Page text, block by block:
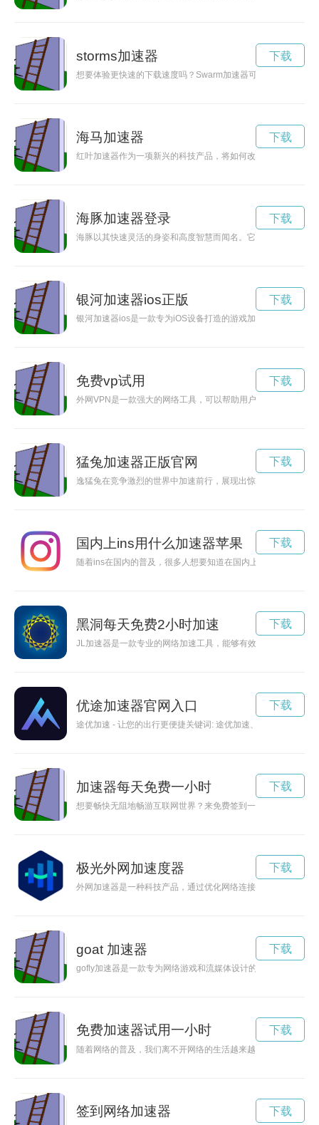
storms加速器
想要体验更快速的下载速度吗？Swarm加速器可以帮助您加速
下载
海马加速器
红叶加速器作为一项新兴的科技产品，将如何改变我们的生活
下载
海豚加速器登录
海豚以其快速灵活的身姿和高度智慧而闻名。它们的速度和敏
下载
银河加速器ios正版
银河加速器ios是一款专为iOS设备打造的游戏加速器，通过优
下载
免费vp试用
外网VPN是一款强大的网络工具，可以帮助用户保护隐私、加
下载
猛兔加速器正版官网
逸猛兔在竞争激烈的世界中加速前行，展现出惊人的速度和勇气
下载
国内上ins用什么加速器苹果
随着ins在国内的普及，很多人想要知道在国内上ins用什么加
下载
黑洞每天免费2小时加速
JL加速器是一款专业的网络加速工具，能够有效提升网络速度
下载
优途加速器官网入口
途优加速 - 让您的出行更便捷关键词: 途优加速、出行、便捷、
下载
加速器每天免费一小时
想要畅快无阻地畅游互联网世界？来免费签到一小时的加速器
下载
极光外网加速度器
外网加速器是一种科技产品，通过优化网络连接，加快数据传
下载
goat 加速器
gofly加速器是一款专为网络游戏和流媒体设计的加速器，能够
下载
免费加速器试用一小时
随着网络的普及，我们离不开网络的生活越来越多。但是在网
下载
签到网络加速器 下载